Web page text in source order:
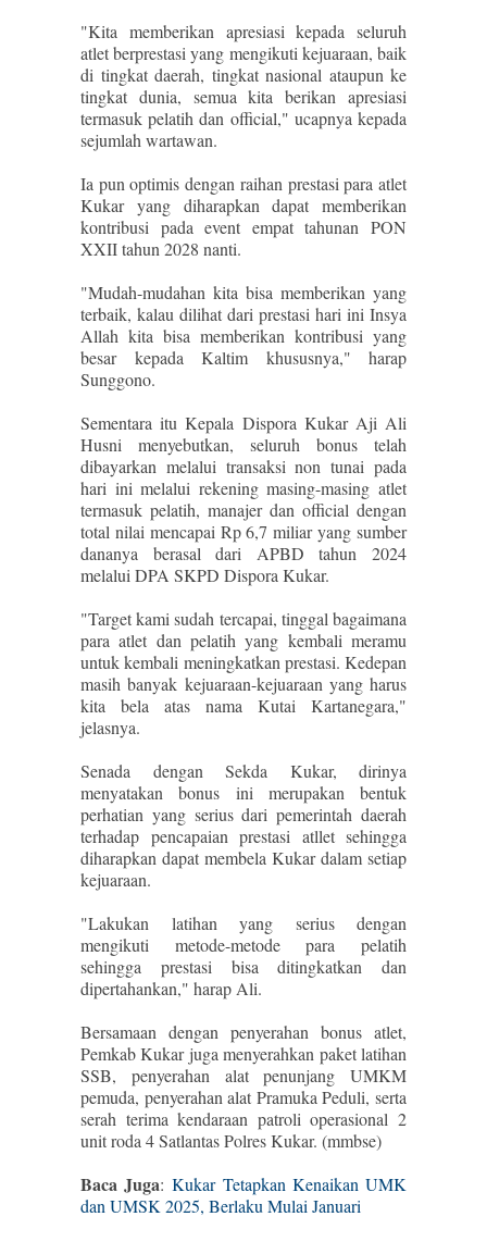
"Kita memberikan apresiasi kepada seluruh
atlet berprestasi yang mengikuti kejuaraan, baik
di tingkat daerah, tingkat nasional ataupun ke
tingkat dunia, semua kita berikan apresiasi
termasuk pelatih dan official," ucapnya kepada
sejumlah wartawan.
Ia pun optimis dengan raihan prestasi para atlet
Kukar yang diharapkan dapat memberikan
kontribusi pada event empat tahunan PON
XXII tahun 2028 nanti.
"Mudah-mudahan kita bisa memberikan yang
terbaik, kalau dilihat dari prestasi hari ini Insya
Allah kita bisa memberikan kontribusi yang
besar kepada Kaltim khususnya," harap
Sunggono.
Sementara itu Kepala Dispora Kukar Aji Ali
Husni menyebutkan, seluruh bonus telah
dibayarkan melalui transaksi non tunai pada
hari ini melalui rekening masing-masing atlet
termasuk pelatih, manajer dan official dengan
total nilai mencapai Rp 6,7 miliar yang sumber
dananya berasal dari APBD tahun 2024
melalui DPA SKPD Dispora Kukar.
"Target kami sudah tercapai, tinggal bagaimana
para atlet dan pelatih yang kembali meramu
untuk kembali meningkatkan prestasi. Kedepan
masih banyak kejuaraan-kejuaraan yang harus
kita bela atas nama Kutai Kartanegara,"
jelasnya.
Senada dengan Sekda Kukar, dirinya
menyatakan bonus ini merupakan bentuk
perhatian yang serius dari pemerintah daerah
terhadap pencapaian prestasi atllet sehingga
diharapkan dapat membela Kukar dalam setiap
kejuaraan.
"Lakukan latihan yang serius dengan
mengikuti metode-metode para pelatih
sehingga prestasi bisa ditingkatkan dan
dipertahankan," harap Ali.
Bersamaan dengan penyerahan bonus atlet,
Pemkab Kukar juga menyerahkan paket latihan
SSB, penyerahan alat penunjang UMKM
pemuda, penyerahan alat Pramuka Peduli, serta
serah terima kendaraan patroli operasional 2
unit roda 4 Satlantas Polres Kukar. (mmbse)
Baca Juga:Kukar Tetapkan Kenaikan UMK
dan UMSK 2025, Berlaku Mulai Januari